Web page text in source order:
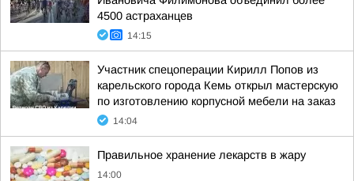
4500 астраханцев
14:15
Участник спецоперации Кирилл Попов из
карельского города Кемь открыл мастерскую
по изготовлению корпусной мебели на заказ
14:04
Правильное хранение лекарств в жару
14:00